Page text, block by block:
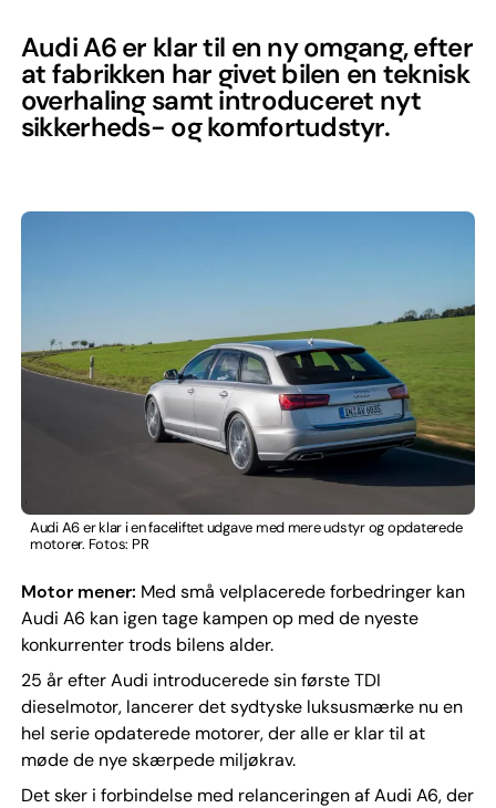
Audi A6 er klar til en ny omgang, efter
at fabrikken har givet bilen en teknisk
overhaling samt introduceret nyt
sikkerheds- og komfortudstyr.
Audi A6 er klar i en faceliftet udgave med mere udstyr og opdaterede
motorer. Fotos: PR
Motor mener: Med små velplacerede forbedringer kan
Audi A6 kan igen tage kampen op med de nyeste
konkurrenter trods bilens alder.
25 år efter Audi introducerede sin første TDI
dieselmotor, lancerer det sydtyske luksusmærke nu en
hel serie opdaterede motorer, der alle er klar til at
møde de nye skærpede miljøkrav.
Det sker i forbindelse med relanceringen af Audi A6, der